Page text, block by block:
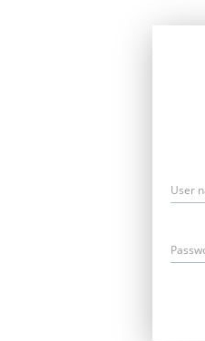
User